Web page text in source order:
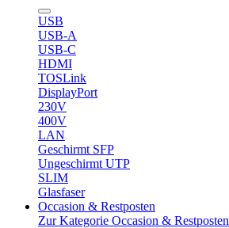
USB
USB-A
USB-C
HDMI
TOSLink
DisplayPort
230V
400V
LAN
Geschirmt SFP
Ungeschirmt UTP
SLIM
Glasfaser
Occasion & Restposten
Zur Kategorie Occasion & Restposten